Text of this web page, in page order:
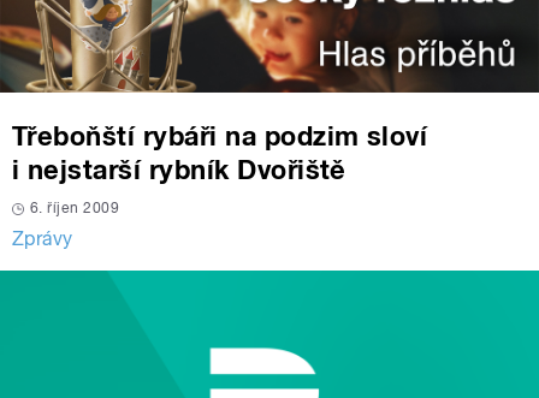
Třeboňští rybáři na podzim sloví
i nejstarší rybník Dvořiště
6. říjen 2009
Zprávy